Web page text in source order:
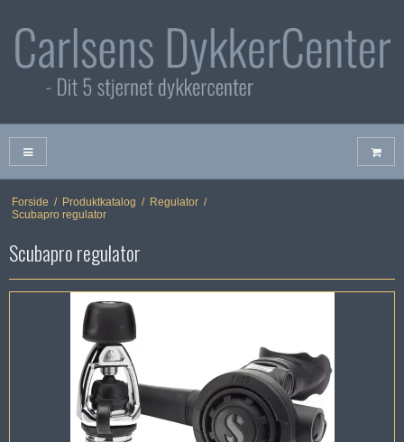
Forside / Produktkatalog / Regulator /
Scubapro regulator
Scubapro regulator